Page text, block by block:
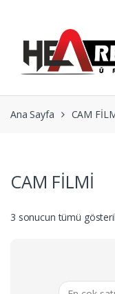
navigation
content
Ana Sayfa CAM
CAM FİLMİ
3 sonucun tümü